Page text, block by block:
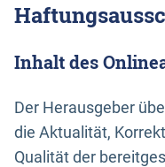
Inhalt des
Der Herausgeber
die Aktualität,
Qualität der